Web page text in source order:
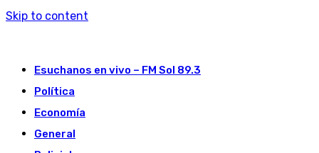
Skip to content
Esuchanos en vivo – FM Sol 89.3
Política
Economía
General